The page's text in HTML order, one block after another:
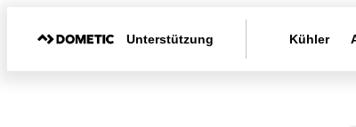
Unterstützung Kühler